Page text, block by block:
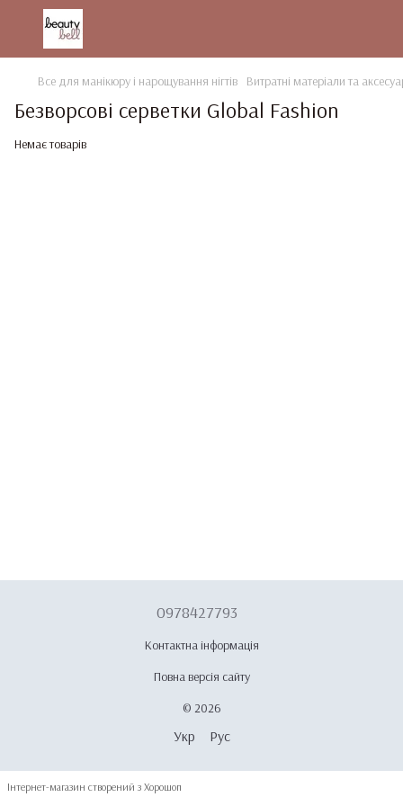
Все для манікюру і нарощування нігтів Витратні матеріали та
Безворсові серветки Global Fashion
Немає товарів
0978427793
Контактна інформація
Повна версія сайту
© 2026
Укр Рус
Інтернет-магазин створений з Хорошоп